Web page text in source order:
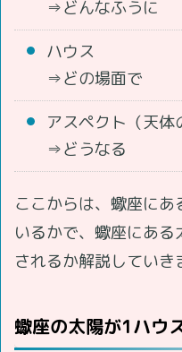
⇒どんなふうに
ハウス
⇒どの場面で
アスペクト（天体
⇒どうなる
ここからは、蠍座に
いるかで、蠍座にあ
されるか解説していき
蠍座の太陽が1ハウ